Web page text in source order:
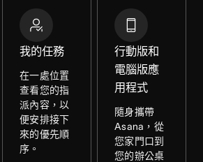
我的任務
在一處位置
查看您的指
派內容，以
便安排接下
來的優先順
序。
行動版和
電腦版應
用程式
隨身攜帶
Asana，從
您家門口到
您的辦公桌